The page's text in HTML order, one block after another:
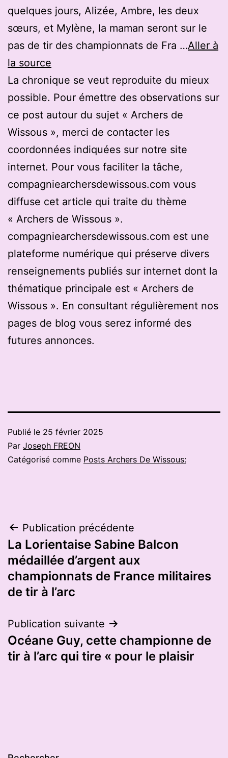
quelques jours, Alizée, Ambre, les deux
sœurs, et Mylène, la maman seront sur le
pas de tir des championnats de Fra …Aller à
la source
La chronique se veut reproduite du mieux
possible. Pour émettre des observations sur
ce post autour du sujet « Archers de
Wissous », merci de contacter les
coordonnées indiquées sur notre site
internet. Pour vous faciliter la tâche,
compagniearchersdewissous.com vous
diffuse cet article qui traite du thème
« Archers de Wissous ».
compagniearchersdewissous.com est une
plateforme numérique qui préserve divers
renseignements publiés sur internet dont la
thématique principale est « Archers de
Wissous ». En consultant régulièrement nos
pages de blog vous serez informé des
futures annonces.
Publié le 25 février 2025
Par Joseph FREON
Catégorisé comme Posts Archers De Wissous:
Navigation
de
l’article
Publication précédente
La Lorientaise Sabine Balcon
médaillée d’argent aux
championnats de France militaires
de tir à l’arc
Publication suivante
Océane Guy, cette championne de
tir à l’arc qui tire « pour le plaisir